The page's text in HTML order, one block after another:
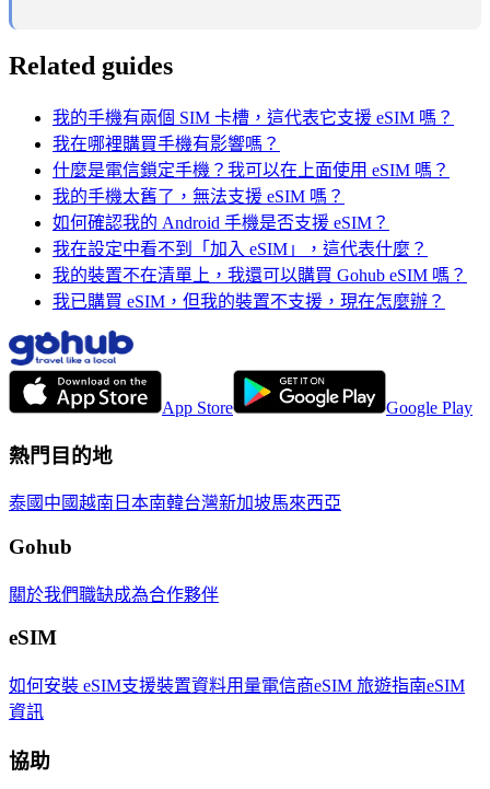
Related guides
我的手機有兩個 SIM 卡槽，這代表它支援 eSIM 嗎？
我在哪裡購買手機有影響嗎？
什麼是電信鎖定手機？我可以在上面使用 eSIM 嗎？
我的手機太舊了，無法支援 eSIM 嗎？
如何確認我的 Android 手機是否支援 eSIM？
我在設定中看不到「加入 eSIM」，這代表什麼？
我的裝置不在清單上，我還可以購買 Gohub eSIM 嗎？
我已購買 eSIM，但我的裝置不支援，現在怎麼辦？
App Store Google Play
熱門目的地
泰國 中國越南 日本南韓台灣新加坡馬來西亞
Gohub
關於我們職缺成為合作夥伴
eSIM
如何安裝 eSIM支援裝置資料用量電信商eSIM 旅遊指南eSIM
資訊
協助